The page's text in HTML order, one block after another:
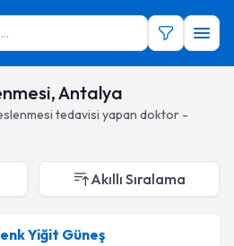
Antalya
tedavisi yapan doktor -
Akıllı Sıralama
Yiğit Güneş